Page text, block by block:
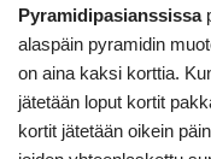
Pyramidipasianssissa
alaspäin pyramidin
on aina kaksi korttia.
jätetään loput kortit
kortit jätetään oikein